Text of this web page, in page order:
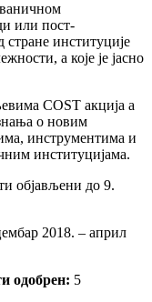
или пост-
институције
а које је јасно
COST акцијa а
о новим
инструментима и
институцијама.
објављени до 9.
2018. – април
одобрен: 5